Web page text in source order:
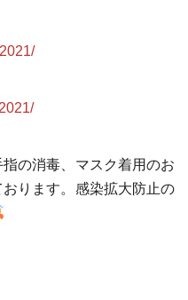
の消毒、マスク着用のお
ります。感染拡大防止の